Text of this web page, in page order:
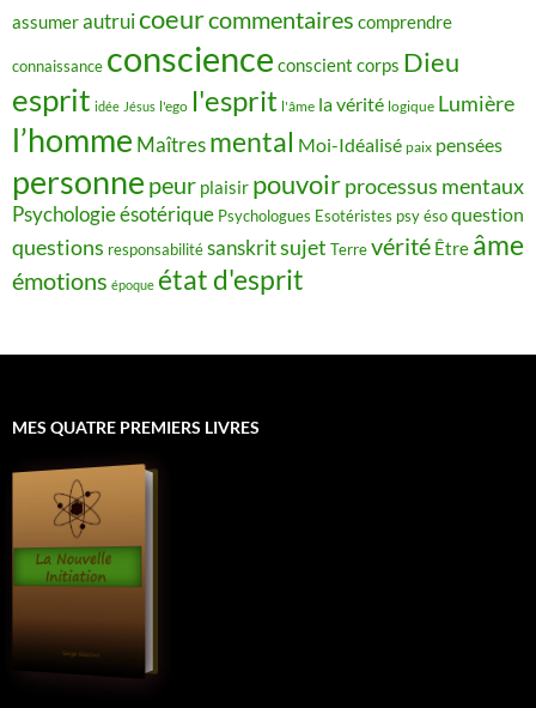
assumerautruicoeurcommentaires comprendre
connaissance conscience conscient corps Dieu
esprit idée Jésus l'ego l'esprit l'âme la vérité logique Lumière
l’homme Maîtres mental Moi-Idéalisé paix pensées
personne peur plaisir pouvoirprocessus mentaux
Psychologie ésotérique Psychologues Esotéristes psy ésoquestion
questions responsabilitésanskritsujet Terrevérité Être âme
émotions époque état d'esprit
MES QUATRE PREMIERS LIVRES